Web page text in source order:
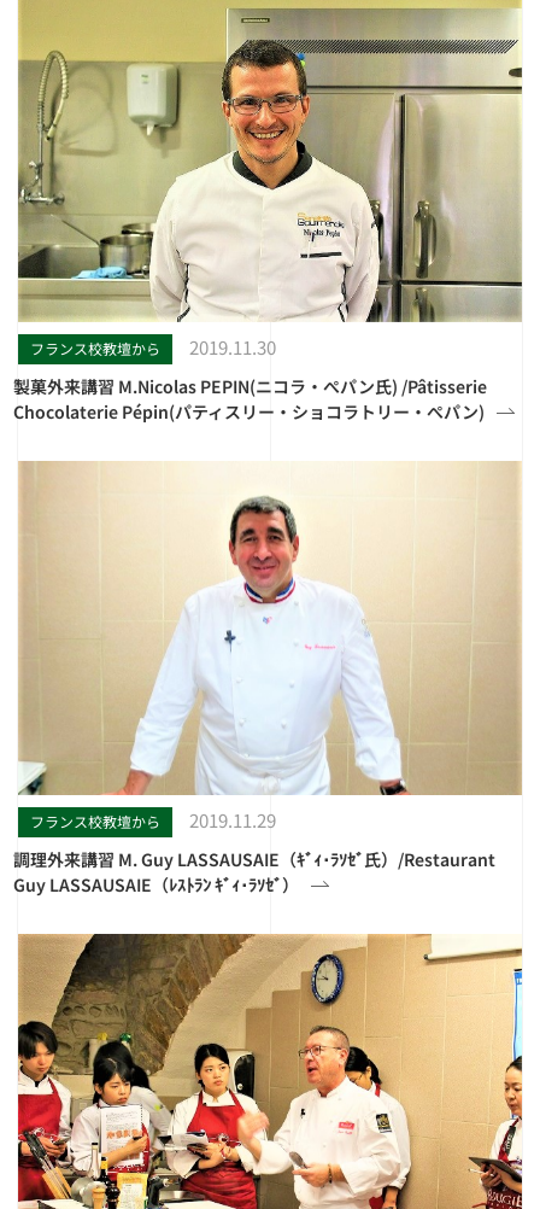
フランス校教壇から 2019.11.30
製菓外来講習 M.Nicolas PEPIN(ニコラ・ぺパン氏) /Pâtisserie
Chocolaterie Pépin(パティスリー・ショコラトリー・ぺパン)
フランス校教壇から 2019.11.29
調理外来講習 M. Guy LASSAUSAIE（ｷﾞｨ･ﾗｿｾﾞ氏）/Restaurant
Guy LASSAUSAIE（ﾚｽﾄﾗﾝ ｷﾞｨ･ﾗｿｾﾞ）